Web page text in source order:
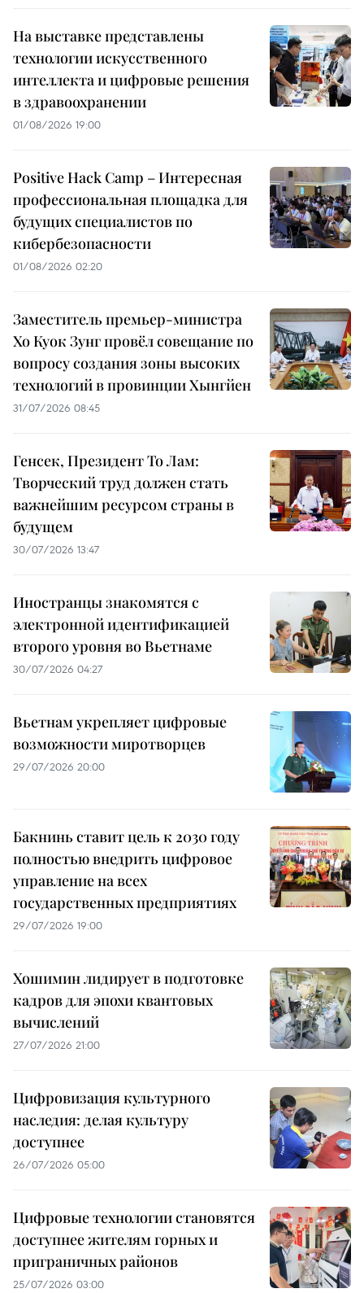
На выставке представлены
технологии искусственного
интеллекта и цифровые решения
в здравоохранении
01/08/2026 19:00
Positive Hack Camp – Интересная
профессиональная площадка для
будущих специалистов по
кибербезопасности
01/08/2026 02:20
Заместитель премьер-министра
Хо Куок Зунг провёл совещание по
вопросу создания зоны высоких
технологий в провинции Хынгйен
31/07/2026 08:45
Генсек, Президент То Лам:
Творческий труд должен стать
важнейшим ресурсом страны в
будущем
30/07/2026 13:47
Иностранцы знакомятся с
электронной идентификацией
второго уровня во Вьетнаме
30/07/2026 04:27
Вьетнам укрепляет цифровые
возможности миротворцев
29/07/2026 20:00
Бакнинь ставит цель к 2030 году
полностью внедрить цифровое
управление на всех
государственных предприятиях
29/07/2026 19:00
Хошимин лидирует в подготовке
кадров для эпохи квантовых
вычислений
27/07/2026 21:00
Цифровизация культурного
наследия: делая культуру
доступнее
26/07/2026 05:00
Цифровые технологии становятся
доступнее жителям горных и
приграничных районов
25/07/2026 03:00